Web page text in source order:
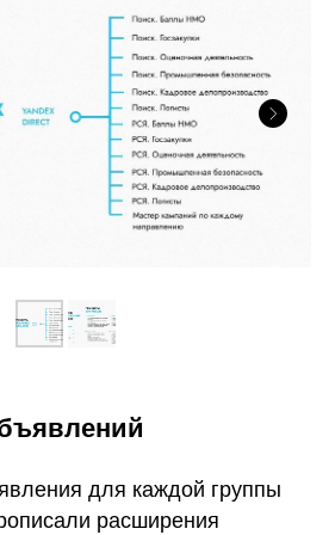
для каждой группы
расширения